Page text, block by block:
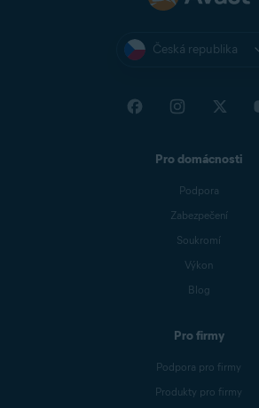
Česká republika
Pro domácnosti
Podpora
Zabezpečení
Soukromí
Výkon
Blog
Pro firmy
Podpora pro firmy
Produkty pro firmy